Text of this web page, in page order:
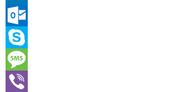
LinkedIn
Outlook.com
Skype
Message